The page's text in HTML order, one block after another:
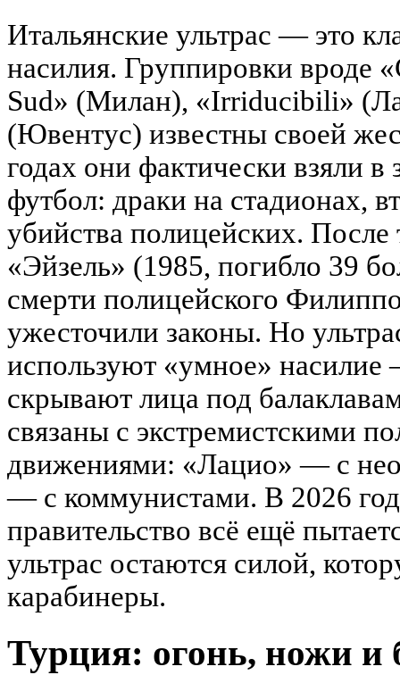
Итальянские ультрас — это
насилия. Группировки вроде
Sud» (Милан), «Irriducibili»
(Ювентус) известны своей
годах они фактически взяли
футбол: драки на стадионах,
убийства полицейских. После
«Эйзель» (1985, погибло 39
смерти полицейского
ужесточили законы. Но
используют «умное» насилие
скрывают лица под
связаны с экстремистскими
движениями: «Лацио» — с
— с коммунистами. В 2026
правительство всё ещё
ультрас остаются силой,
карабинеры.
Турция: огонь, ножи и